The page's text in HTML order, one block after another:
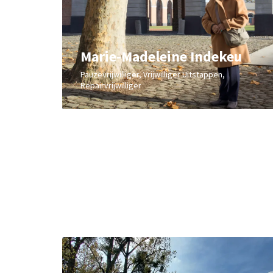
Marie-Madeleine Indekeu
Pauzevrijwilliger, Vrijwilliger Uitstappen,
Repairvrijwilliger